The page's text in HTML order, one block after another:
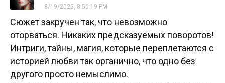
8/19/2025, 8:50:19 PM
Сюжет закручен так, что невозможно
оторваться. Никаких предсказуемых поворотов!
Интриги, тайны, магия, которые переплетаются с
историей любви так органично, что одно без
другого просто немыслимо.